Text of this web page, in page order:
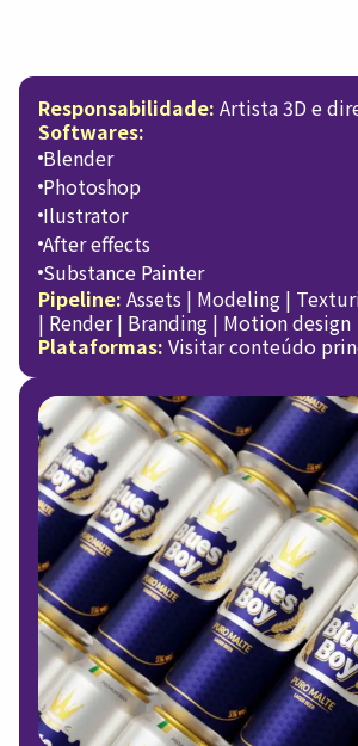
Responsabilidade: Artista 3D e
Softwares:
Blender
Photoshop
Ilustrator
After effects
Substance Painter
Pipeline: Assets | Modeling |
| Render | Branding | Motion design
Plataformas: Visitar conteúdo